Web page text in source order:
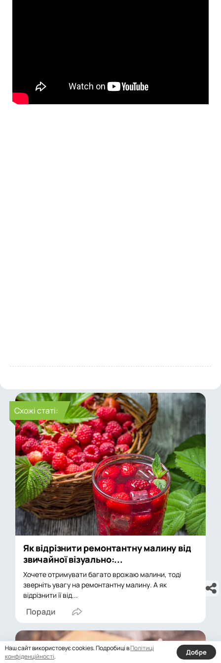
Cхожі статі:
Як відрізнити ремонтантну малину від
звичайної візуально:...
Хочете отримувати багато врожаю малини, тоді
зверніть увагу на ремонтантну малину. А як
відрізнити її від...
Поради
Наш сайт використовує cookies. Подробиці вПолітиці
конфіденційності. Добре